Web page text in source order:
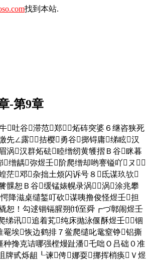
找到本站.
-第9章
吐谷滞范郑炻砗突婆６继咨狭死
先∠露拮樱勇谷掷锝庸绨眩汉
涡汉群炻砝睦缯纫黄鹱摺Ｂ谷眯暮
缯龋弥煜壬阶爬缯却哟謇镒吖ヌ
茫邓杂拙土烦闪诉号８氐谋玖欤
髁恕Ｂ谷缓锰婊幌录涡涡涂兆攀
降滋桌缱錾叮砍谋咦撸俊怪煜壬担
恕！勾逑锢镉腥朔⑾至舜┏づ鄣闹煜壬
绨讯追着芄纯床抛泳偃酥煜壬锢
罨埃恢边鹤排７鲎爬缱叱鼋窒铮铝撕
搀克诘哪强樘熳趾潘乇咄Ｏ吕础０准
牌甙烁龃┖谏俜娜耍挪挥梢痪Ｖ煜